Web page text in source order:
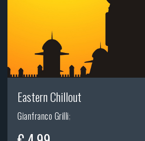
Eastern Chillout
Gianfranco Grilli;